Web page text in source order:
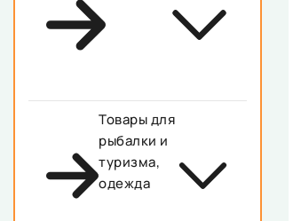
Товары для
рыбалки и
туризма,
одежда